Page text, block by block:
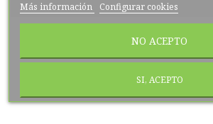
Más información
Configurar cookies
NO ACEPTO
SI, ACEPTO